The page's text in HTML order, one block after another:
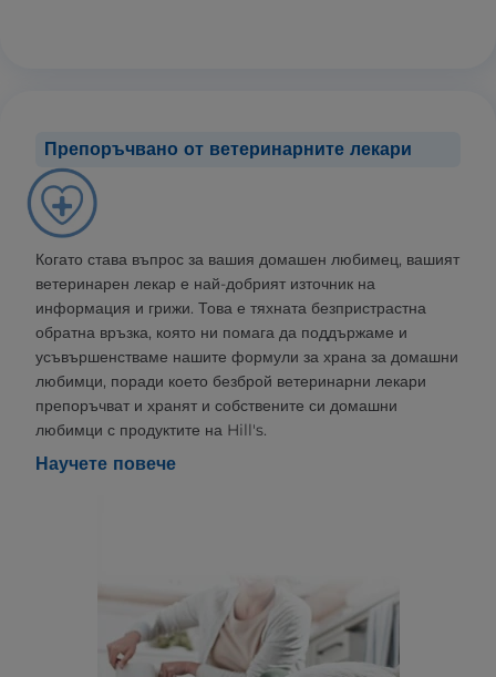
Препоръчвано от ветеринарните лекари
Когато става въпрос за вашия домашен любимец, вашият
ветеринарен лекар е най-добрият източник на
информация и грижи. Това е тяхната безпристрастна
обратна връзка, която ни помага да поддържаме и
усъвършенстваме нашите формули за храна за домашни
любимци, поради което безброй ветеринарни лекари
препоръчват и хранят и собствените си домашни
любимци с продуктите на Hill's.
Научете повече